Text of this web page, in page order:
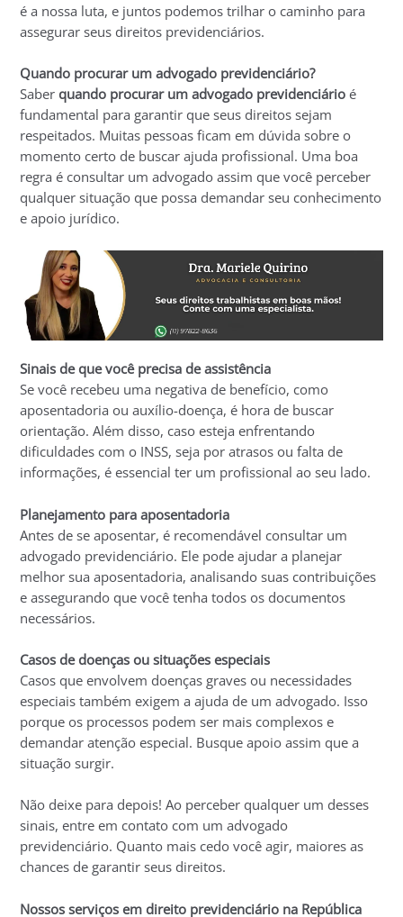
é a nossa luta, e juntos podemos trilhar o caminho para
assegurar seus direitos previdenciários.
Quando procurar um advogado previdenciário?
Saberquando procurar um advogado previdenciário é
fundamental para garantir que seus direitos sejam
respeitados. Muitas pessoas ficam em dúvida sobre o
momento certo de buscar ajuda profissional. Uma boa
regra é consultar um advogado assim que você perceber
qualquer situação que possa demandar seu conhecimento
e apoio jurídico.
Sinais de que você precisa de assistência
Se você recebeu uma negativa de benefício, como
aposentadoria ou auxílio-doença, é hora de buscar
orientação. Além disso, caso esteja enfrentando
dificuldades com o INSS, seja por atrasos ou falta de
informações, é essencial ter um profissional ao seu lado.
Planejamento para aposentadoria
Antes de se aposentar, é recomendável consultar um
advogado previdenciário. Ele pode ajudar a planejar
melhor sua aposentadoria, analisando suas contribuições
e assegurando que você tenha todos os documentos
necessários.
Casos de doenças ou situações especiais
Casos que envolvem doenças graves ou necessidades
especiais também exigem a ajuda de um advogado. Isso
porque os processos podem ser mais complexos e
demandar atenção especial. Busque apoio assim que a
situação surgir.
Não deixe para depois! Ao perceber qualquer um desses
sinais, entre em contato com um advogado
previdenciário. Quanto mais cedo você agir, maiores as
chances de garantir seus direitos.
Nossos serviços em direito previdenciário na República